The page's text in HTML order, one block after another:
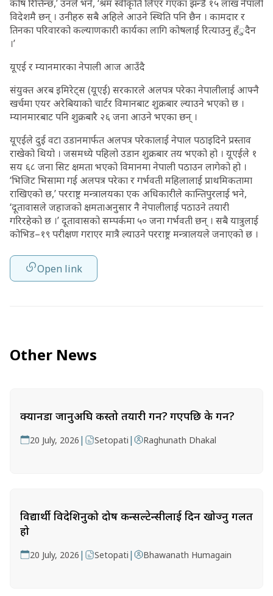
कोष रित्तिन्छ,’ उनले भने, ‘श्रम स्वीकृति लिएर गएका झन्डै १५ लाख नेपाली
विदेशमै छन् । उनीहरु सबै अहिले आउने स्थिति पनि छैन । कामदार र
तिनका परिवारको कल्याणकारी कार्यका लागि कोषलाई रित्याउनु हँुदैन
।’
यूएई र म्यानमारका नेपाली आज आउँदै
संयुक्त अरब इमिरेट्स (यूएई) सरकारले अलपत्र परेका नेपालीलाई आफ्नै
खर्चमा एयर अरेबियाको चार्टर विमानबाट शुक्रबार ल्याउने भएको छ ।
म्यानमारबाट पनि शुक्रबारै २६ जना आउने भएका छन् ।
यूएईले दुई वटा उडानमार्फत अलपत्र परेकालाई नेपाल पठाइदिने प्रस्ताव
राखेको थियो । जसमध्ये पहिलो उडान शुक्रबार तय भएको हो । यूएईले १
सय ६८ जना सिट क्षमता भएको विमानमा नेपाली पठाउन लागेको हो ।
‘भिजिट भिसामा गई अलपत्र परेका र गर्भवती महिलालाई प्राथमिकतामा
राखिएको छ,’ परराष्ट्र मन्त्रालयका एक अधिकारीले कान्तिपुरलाई भने,
‘दूतावासले जहाजको क्षमताअनुसार नै नेपालीलाई पठाउने तयारी
गरिरहेको छ ।’ दूतावासको सम्पर्कमा ५० जना गर्भवती छन् । सबै यात्रुलाई
कोभिड–१९ परीक्षण गराएर मात्रै ल्याउने परराष्ट्र मन्त्रालयले जनाएको छ ।
Open link
Other News
क्यानडा जानुअघि कस्तो तयारी गर्ने? गएपछि के गर्ने?
20 July, 2026 | Setopati | Raghunath Dhakal
विद्यार्थी विदेशिनुको दोष कन्सल्टेन्सीलाई दिन खोज्नु गलत
हो
20 July, 2026 | Setopati | Bhawanath Humagain